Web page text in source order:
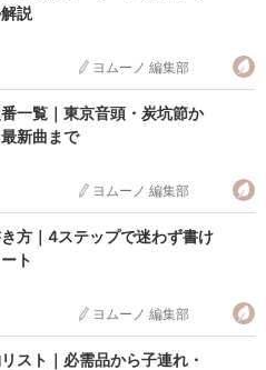
説
ヨムーノ 編集部
一覧｜東京音頭・炭坑節か
新曲まで
ヨムーノ 編集部
方｜4ステップで迷わず書け
ト
ヨムーノ 編集部
スト｜必需品から子連れ・